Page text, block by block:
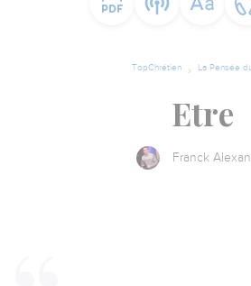
TopChrétien La Pensée
Etre
Franck